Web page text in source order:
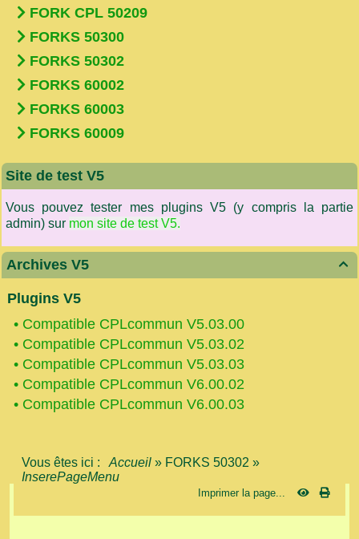
FORK CPL 50209
FORKS 50300
FORKS 50302
FORKS 60002
FORKS 60003
FORKS 60009
Site de test V5
Vous pouvez tester mes plugins V5 (y compris la partie
admin) sur mon site de test V5.

Archives V5
Plugins V5
• Compatible CPLcommun V5.03.00
• Compatible CPLcommun V5.03.02
• Compatible CPLcommun V5.03.03
• Compatible CPLcommun V6.00.02
• Compatible CPLcommun V6.00.03
Vous êtes ici : Accueil » FORKS 50302 »
InserePageMenu
Imprimer la page...